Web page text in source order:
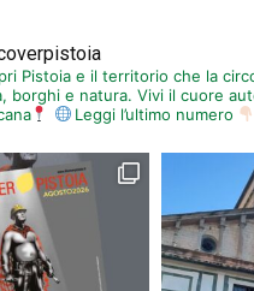
Pistoia e il territorio che la
borghi e natura. Vivi il cuore
Leggi l’ultimo numero